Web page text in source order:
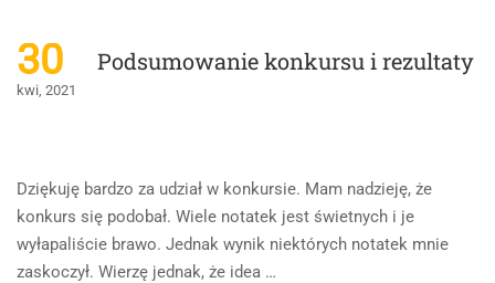
30
kwi, 2021
Podsumowanie konkursu i rezultaty
Dziękuję bardzo za udział w konkursie. Mam nadzieję, że
konkurs się podobał. Wiele notatek jest świetnych i je
wyłapaliście brawo. Jednak wynik niektórych notatek mnie
zaskoczył. Wierzę jednak, że idea …